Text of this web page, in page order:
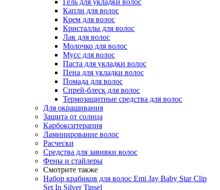
Капли для волос
Крем для волос
Кристаллы для волос
Лак для волос
Молочко для волос
Мусс для волос
Паста для укладки волос
Пена для укладки волос
Помада для волос
Спрей-блеск для волос
Термозащитные средства для волос
Для окрашивания
Защита от солнца
Карбокситерапия
Ламинирование волос
Расчески
Средства для завивки волос
Фены и стайлеры
Смотрите также
Набор крабиков для волос Emi Jay Baby Star Clip
Set In Silver Tinsel